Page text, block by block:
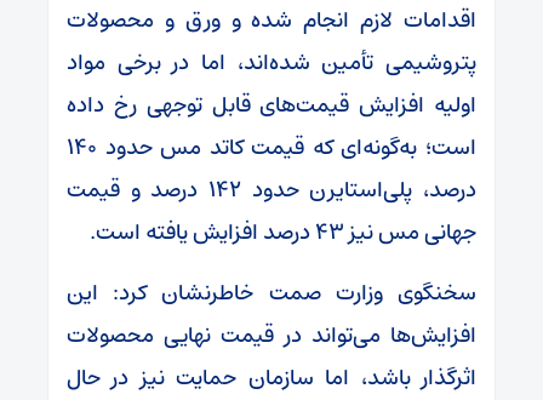
اقدامات لازم انجام شده و ورق و محصولات
پتروشیمی تأمین شده‌اند، اما در برخی مواد
اولیه افزایش قیمت‌های قابل توجهی رخ داده
است؛ به‌گونه‌ای که قیمت کاتد مس حدود ۱۴۰
درصد، پلی‌استایرن حدود ۱۴۲ درصد و قیمت
جهانی مس نیز ۴۳ درصد افزایش یافته است.
سخنگوی وزارت صمت خاطرنشان کرد: این
افزایش‌ها می‌تواند در قیمت نهایی محصولات
اثرگذار باشد، اما سازمان حمایت نیز در حال